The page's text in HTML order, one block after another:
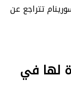
تتراجع عن
لها في